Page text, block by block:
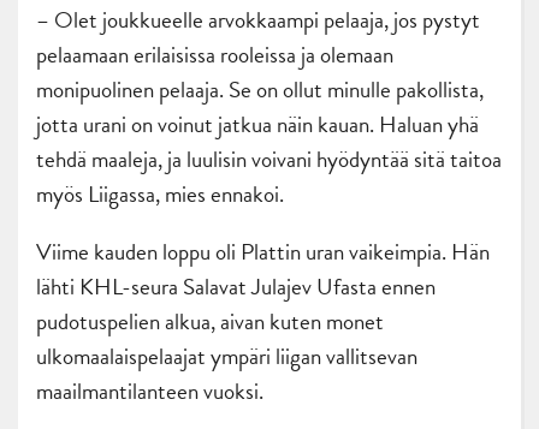
– Olet joukkueelle arvokkaampi pelaaja, jos pystyt
pelaamaan erilaisissa rooleissa ja olemaan
monipuolinen pelaaja. Se on ollut minulle pakollista,
jotta urani on voinut jatkua näin kauan. Haluan yhä
tehdä maaleja, ja luulisin voivani hyödyntää sitä taitoa
myös Liigassa, mies ennakoi.
Viime kauden loppu oli Plattin uran vaikeimpia. Hän
lähti KHL-seura Salavat Julajev Ufasta ennen
pudotuspelien alkua, aivan kuten monet
ulkomaalaispelaajat ympäri liigan vallitsevan
maailmantilanteen vuoksi.